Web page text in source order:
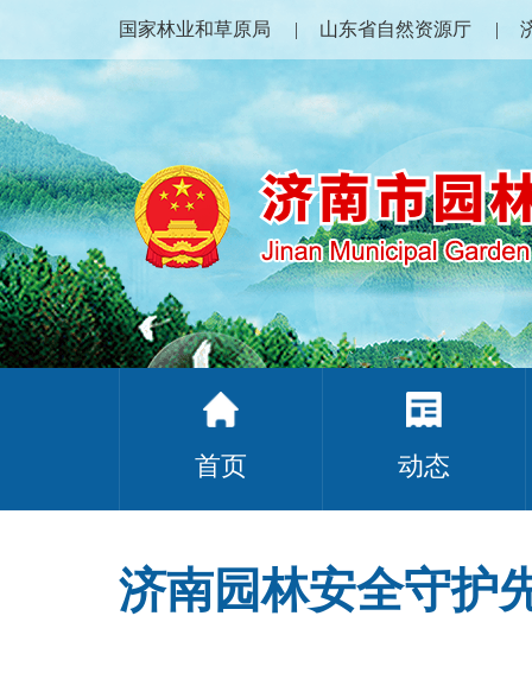
国家林业和草原局 山东省自然资源厅
首页 动态
济南园林安全守护